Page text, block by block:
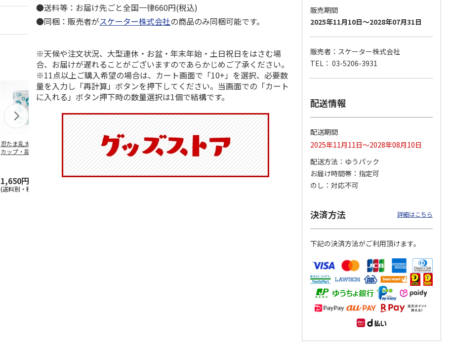
忍たま乱太郎 マグ
カップ・乱太郎・き
1,650円
(送料別・税込)
抗菌食洗機対応 ふ
わっと弁当箱 530ml
水森亜土 PF
1,760円
マスコット入りドリ
ンクボトル ハロー
キティ PSPR5MC
3,300円
陶器ダイカットマグ
カップ ポムポムプ
リン CHMGD4
2,970円
キティ KCOB2
2,200円
ふわっとフタタイト
パペットスンスン
R…
1,485円
(送料別・税込)
八角形ステンレスマ
●送料等：お届け先ごと全国一律660円(税込)
●同梱：販売者がスケーター株式会社の商品のみ同梱可能です。
※天候や注文状況、大型連休・お盆・年末年始・土日祝日をはさむ場
合、お届けが遅れることがございますのであらかじめご了承ください。
※11点以上ご購入希望の場合は、カート画面で「10+」を選択、必要数
量を入力し「再計算」ボタンを押下してください。当画面での「カート
に入れる」ボタン押下時の数量選択は1個で結構です。
販売期間
2025年11月10日～2028年07月31日
販売者：スケーター株式会社
TEL： 03-5206-3931
配送情報
配送期間
2025年11月11日～2028年08月10日
配送方法
ゆうパック
お届け時間帯
指定可
のし
対応不可
決済方法 詳細はこちら
下記の決済方法がご利用頂けます。